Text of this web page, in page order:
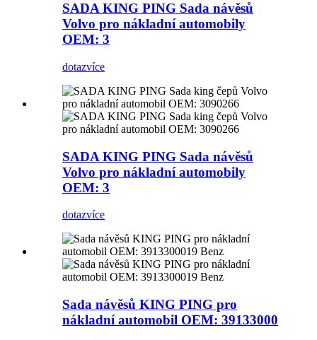
SADA KING PING Sada návěsů
Volvo pro nákladní automobily
OEM: 3
dotazvíce
SADA KING PING Sada návěsů
Volvo pro nákladní automobily
OEM: 3
dotazvíce
Sada návěsů KING PING pro
nákladní automobil OEM: 39133000